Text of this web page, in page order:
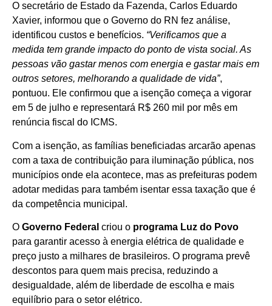
O secretário de Estado da Fazenda, Carlos Eduardo
Xavier, informou que o Governo do RN fez análise,
identificou custos e benefícios. “Verificamos que a
medida tem grande impacto do ponto de vista social. As
pessoas vão gastar menos com energia e gastar mais em
outros setores, melhorando a qualidade de vida”,
pontuou. Ele confirmou que a isenção começa a vigorar
em 5 de julho e representará R$ 260 mil por mês em
renúncia fiscal do ICMS.
Com a isenção, as famílias beneficiadas arcarão apenas
com a taxa de contribuição para iluminação pública, nos
municípios onde ela acontece, mas as prefeituras podem
adotar medidas para também isentar essa taxação que é
da competência municipal.
O Governo Federal criou o programa Luz do Povo
para garantir acesso à energia elétrica de qualidade e
preço justo a milhares de brasileiros. O programa prevê
descontos para quem mais precisa, reduzindo a
desigualdade, além de liberdade de escolha e mais
equilíbrio para o setor elétrico.